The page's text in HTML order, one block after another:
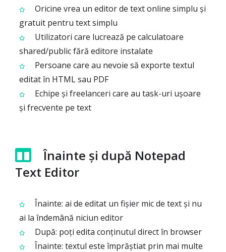
Oricine vrea un editor de text online simplu și
gratuit pentru text simplu
Utilizatori care lucrează pe calculatoare
shared/public fără editore instalate
Persoane care au nevoie să exporte textul
editat în HTML sau PDF
Echipe și freelanceri care au task-uri ușoare
și frecvente pe text
Înainte și după Notepad
Text Editor
Înainte: ai de editat un fișier mic de text și nu
ai la îndemână niciun editor
După: poți edita conținutul direct în browser
Înainte: textul este împrăștiat prin mai multe